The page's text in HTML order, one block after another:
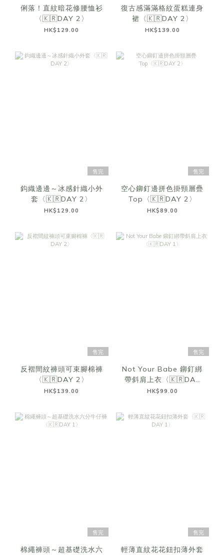
俐落！直紋暗花修腰恤衫
〈🇰🇷DAY 2〉
HK$129.00
復古感滿滿格紋蛋糕連身
裙〈🇰🇷DAY 2〉
HK$139.00
售完
鈎織邊邊～冰感針織小外
套〈🇰🇷DAY 2〉
HK$129.00
售完
空心鉚釘邊拼色掛頸層疊
Top〈🇰🇷DAY 2〉
HK$89.00
售完
反褶間紋褲頭可束腳棉褲
〈🇰🇷DAY 2〉
HK$139.00
售完
Not Your Babe 鉚釘綁
帶斜肩上衣〈🇰🇷DAY
1〉
HK$99.00
售完
棉繩褲頭～超基礎洗水六
售完
輕薄直紋花花鈕扣薄外套